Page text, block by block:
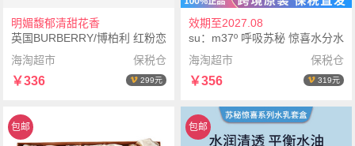
明媚馥郁清甜花香
英国BURBERRY/博柏利 红粉恋
歌女士淡香水EDT 30ml
海淘超市 保税仓
￥336 299元
效期至2027.08
su：m37º 呼吸苏秘 惊喜水分水
乳套盒(水170ml+乳液
120ml+水20ml+乳液20ml+面霜
10ml+精华30ml+洗面奶40ml)
海淘超市 保税仓
￥356 319元
包邮 包邮